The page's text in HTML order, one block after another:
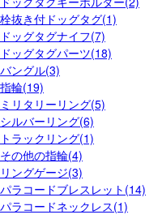
栓抜き付ドッグタグ(1)
ドッグタグナイフ(7)
ドッグタグパーツ(18)
バングル(3)
指輪(19)
ミリタリーリング(5)
シルバーリング(6)
トラックリング(1)
その他の指輪(4)
リングゲージ(3)
パラコードブレスレット(14)
パラコードネックレス(1)